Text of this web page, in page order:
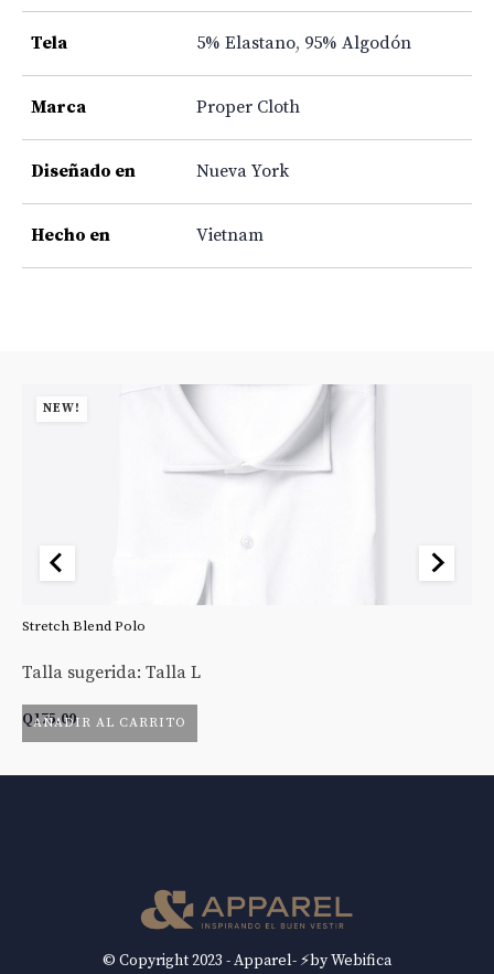
Tela 5% Elastano, 95% Algodón
Marca Proper Cloth
Diseñado en Nueva York
Hecho en Vietnam
NEW!
AÑADIR AL CARRITO
Stretch Blend Polo
Talla sugerida: Talla L
Q175.00
© Copyright 2023 - Apparel- ⚡by Webifica